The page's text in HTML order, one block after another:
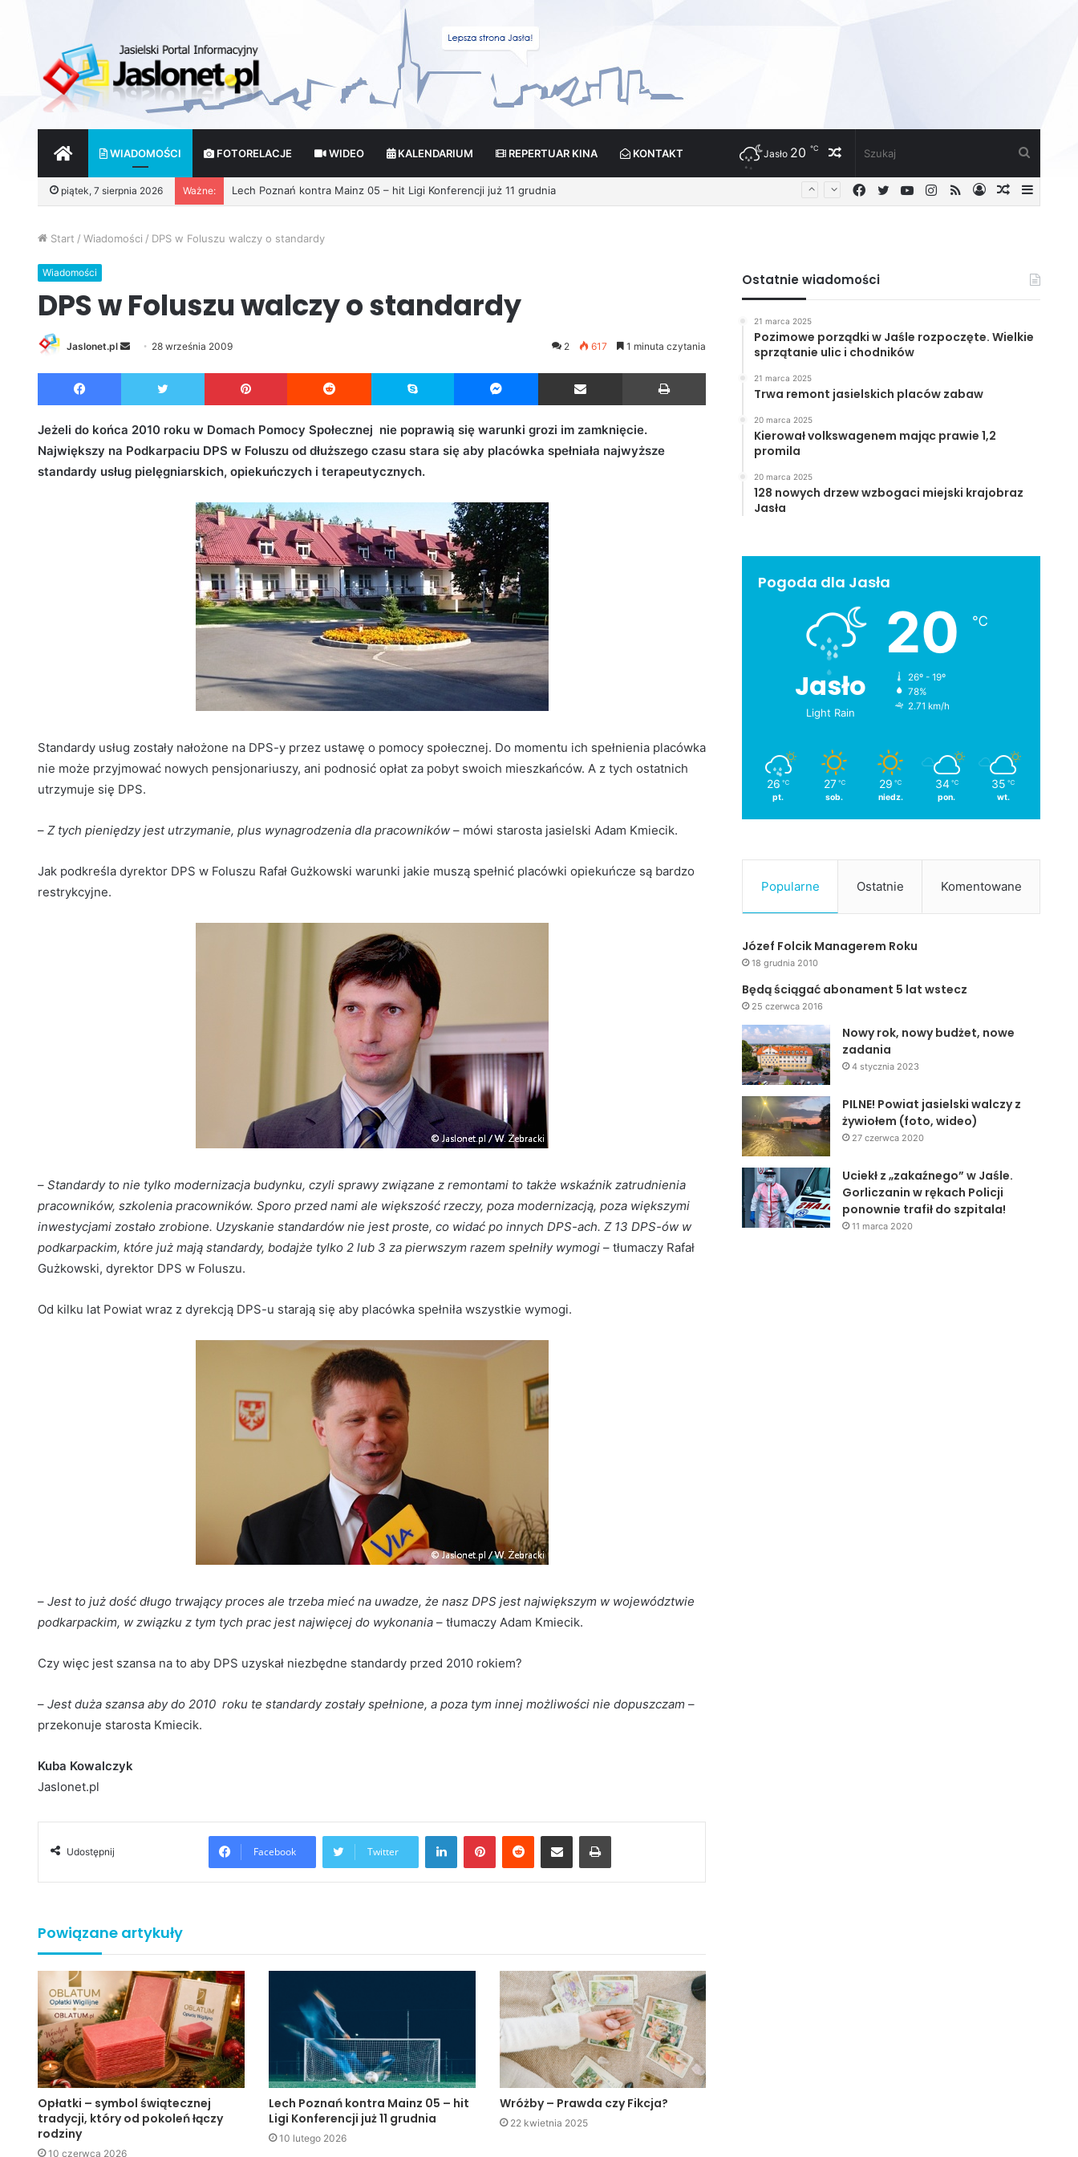
START WIADOMOŚCI FOTORELACJE WIDEO KALENDARIUM REPERTUAR KINA KONTAKT Losowy
artykuł
Jasło 20 ℃
piątek, 7 sierpnia 2026 Ważne:
Wróżby – Prawda czy Fikcja?
Losowy
Zaloguj
RSS
Instagram
YouTube
Twitter
Facebook
Start / Wiadomości / DPS w Foluszu walczy o standardy
Wiadomości
DPS w Foluszu walczy o standardy
Jaslonet.pl
d
a
m
28 września 2009 2 617 1 minuta czytania
Facebook Twitter Pinterest Reddit Skype Messenger Udostępnij przez Email
Jeżeli do końca 2010 roku w Domach Pomocy Społecznej nie poprawią się warunki grozi im zamknięcie.
Największy na Podkarpaciu DPS w Foluszu od dłuższego czasu stara się aby placówka spełniała najwyższe
standardy usług pielęgniarskich, opiekuńczych i terapeutycznych.
Standardy usług zostały nałożone na DPS-y przez ustawę o pomocy społecznej. Do momentu ich spełnienia placówka
nie może przyjmować nowych pensjonariuszy, ani podnosić opłat za pobyt swoich mieszkańców. A z tych ostatnich
utrzymuje się DPS.
– Z tych pieniędzy jest utrzymanie, plus wynagrodzenia dla pracowników – mówi starosta jasielski Adam Kmiecik.
Jak podkreśla dyrektor DPS w Foluszu Rafał Gużkowski warunki jakie muszą spełnić placówki opiekuńcze są bardzo
restrykcyjne.
– Standardy to nie tylko modernizacja budynku, czyli sprawy związane z remontami to także wskaźnik zatrudnienia
pracowników, szkolenia pracowników. Sporo przed nami ale większość rzeczy, poza modernizacją, poza większymi
inwestycjami zostało zrobione. Uzyskanie standardów nie jest proste, co widać po innych DPS-ach. Z 13 DPS-ów w
podkarpackim, które już mają standardy, bodajże tylko 2 lub 3 za pierwszym razem spełniły wymogi – tłumaczy Rafał
Gużkowski, dyrektor DPS w Foluszu.
Od kilku lat Powiat wraz z dyrekcją DPS-u starają się aby placówka spełniła wszystkie wymogi.
– Jest to już dość długo trwający proces ale trzeba mieć na uwadze, że nasz DPS jest największym w województwie
podkarpackim, w związku z tym tych prac jest najwięcej do wykonania – tłumaczy Adam Kmiecik.
Czy więc jest szansa na to aby DPS uzyskał niezbędne standardy przed 2010 rokiem?
– Jest duża szansa aby do 2010 roku te standardy zostały spełnione, a poza tym innej możliwości nie dopuszczam –
przekonuje starosta Kmiecik.
Kuba Kowalczyk
Jaslonet.pl
Udostępnij Facebook Twitter
LinkedIn
Powiązane artykuły
Opłatki – symbol świątecznej
tradycji, który od pokoleń łączy
rodziny
10 czerwca 2026
Lech Poznań kontra Mainz 05 – hit
Ligi Konferencji już 11 grudnia
10 lutego 2026
Wróżby – Prawda czy Fikcja?
22 kwietnia 2025
Ostatnie wiadomości
21 marca 2025
Pozimowe porządki w Jaśle rozpoczęte. Wielkie
sprzątanie ulic i chodników
21 marca 2025
Trwa remont jasielskich placów zabaw
20 marca 2025
Kierował volkswagenem mając prawie 1,2
promila
20 marca 2025
128 nowych drzew wzbogaci miejski krajobraz
Jasła
Pogoda dla Jasła
Jasło
Light Rain
20 ℃
26º - 19º
78%
2.71 km/h
26 ℃
pt.
27 ℃
sob.
29 ℃
niedz.
34 ℃
pon.
35 ℃
wt.
Popularne Ostatnie Komentowane
Józef Folcik Managerem Roku
18 grudnia 2010
Będą ściągać abonament 5 lat wstecz
25 czerwca 2016
Nowy rok, nowy budżet, nowe
zadania
4 stycznia 2023
PILNE! Powiat jasielski walczy z
żywiołem (foto, wideo)
27 czerwca 2020
Uciekł z „zakaźnego” w Jaśle.
Gorliczanin w rękach Policji
ponownie trafił do szpitala!
11 marca 2020